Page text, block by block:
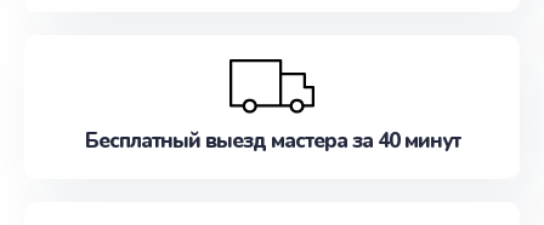
Бесплатный выезд мастера за 40 минут